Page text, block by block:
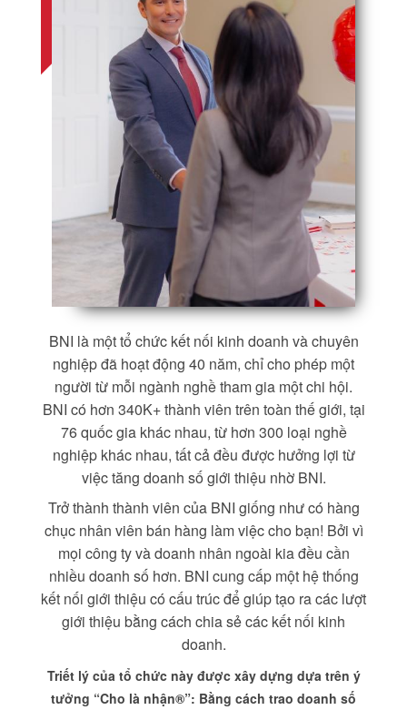
BNI là một tổ chức kết nối kinh doanh và chuyên
nghiệp đã hoạt động 40 năm, chỉ cho phép một
người từ mỗi ngành nghề tham gia một chi hội.
BNI có hơn 340K+ thành viên trên toàn thế giới, tại
76 quốc gia khác nhau, từ hơn 300 loại nghề
nghiệp khác nhau, tất cả đều được hưởng lợi từ
việc tăng doanh số giới thiệu nhờ BNI.
Trở thành thành viên của BNI giống như có hàng
chục nhân viên bán hàng làm việc cho bạn! Bởi vì
mọi công ty và doanh nhân ngoài kia đều cần
nhiều doanh số hơn. BNI cung cấp một hệ thống
kết nối giới thiệu có cấu trúc để giúp tạo ra các lượt
giới thiệu bằng cách chia sẻ các kết nối kinh
doanh.
Triết lý của tổ chức này được xây dựng dựa trên ý
tưởng “Cho là nhận®”: Bằng cách trao doanh số